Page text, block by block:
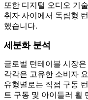
또한 디지털 오디오 기
취자 사이에서 독립형
했습니다.
세분화 분석
글로벌 턴테이블 시장
각각은 고유한 소비자
유형별로는 직접 구동
트 구동 및 아이들러 휠